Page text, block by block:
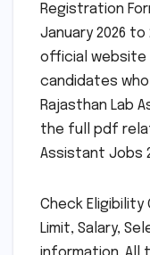
Registration
January 2026 to
official website
candidates who
Rajasthan Lab
the full pdf
Assistant Jobs
Check Eligibility
Limit, Salary,